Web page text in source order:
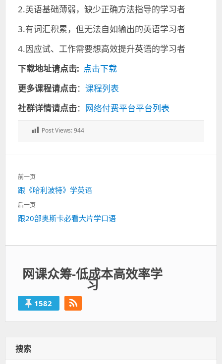
2.英语基础薄弱，缺少正确方法指导的学习者
3.有词汇积累，但无法自如输出的英语学习者
4.因应试、工作需要想高效提升英语的学习者
下载地址请点击: 点击下载
更多课程请点击： 课程列表
社群详情请点击： 网络付费平台平台列表
Post Views:944
文
章
导
航
前一页
上
一
跟《哈利波特》学英语
后一页
下
跟20部奥斯卡必看大片学口语
网课众筹-低成本高效率学
习
1582
搜索